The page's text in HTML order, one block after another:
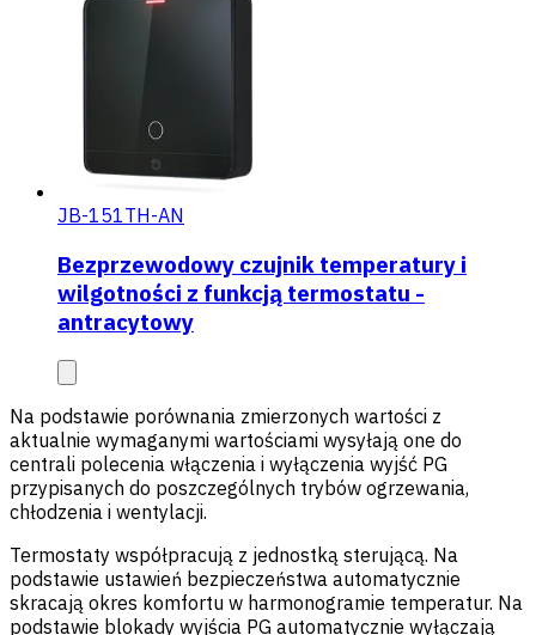
JB-151TH-AN
Bezprzewodowy czujnik temperatury i
wilgotności z funkcją termostatu -
antracytowy
Na podstawie porównania zmierzonych wartości z
aktualnie wymaganymi wartościami wysyłają one do
centrali polecenia włączenia i wyłączenia wyjść PG
przypisanych do poszczególnych trybów ogrzewania,
chłodzenia i wentylacji.
Termostaty współpracują z jednostką sterującą. Na
podstawie ustawień bezpieczeństwa automatycznie
skracają okres komfortu w harmonogramie temperatur. Na
podstawie blokady wyjścia PG automatycznie wyłączają